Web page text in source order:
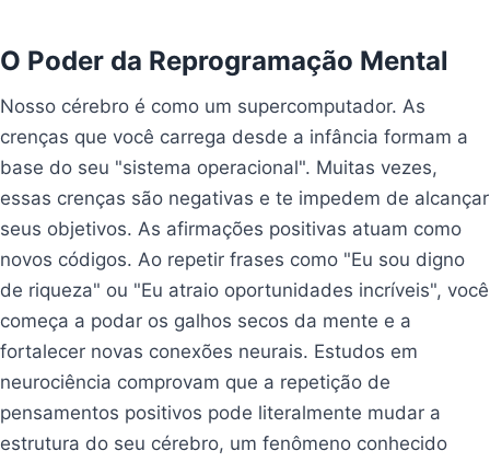
O Poder da Reprogramação Mental
Nosso cérebro é como um supercomputador. As
crenças que você carrega desde a infância formam a
base do seu "sistema operacional". Muitas vezes,
essas crenças são negativas e te impedem de alcançar
seus objetivos. As afirmações positivas atuam como
novos códigos. Ao repetir frases como "Eu sou digno
de riqueza" ou "Eu atraio oportunidades incríveis", você
começa a podar os galhos secos da mente e a
fortalecer novas conexões neurais. Estudos em
neurociência comprovam que a repetição de
pensamentos positivos pode literalmente mudar a
estrutura do seu cérebro, um fenômeno conhecido